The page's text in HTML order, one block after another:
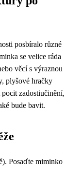
posbíralo různé
se velice ráda
věcí s výraznou
plyšové hračky
zadostiučinění,
bude bavit.
Posaďte miminko